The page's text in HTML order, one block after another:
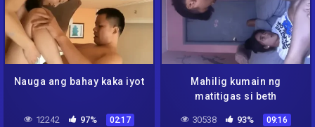
Nauga ang bahay kaka iyot
12242 97% 02:17
Mahilig kumain ng
matitigas si beth
30538 93% 09:16